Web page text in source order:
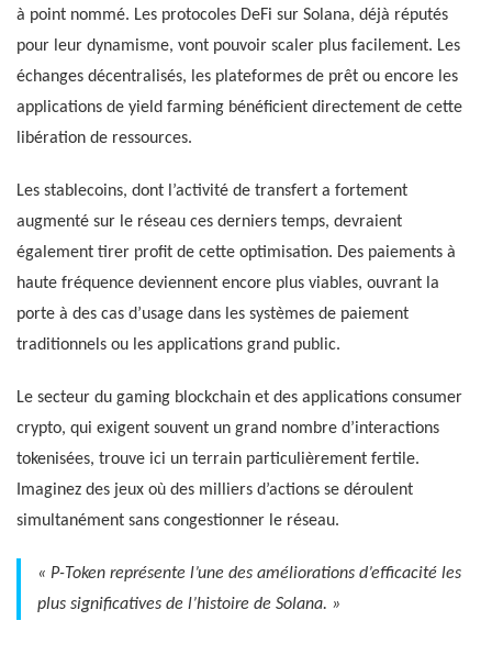
à point nommé. Les protocoles DeFi sur Solana, déjà réputés
pour leur dynamisme, vont pouvoir scaler plus facilement. Les
échanges décentralisés, les plateformes de prêt ou encore les
applications de yield farming bénéficient directement de cette
libération de ressources.
Les stablecoins, dont l’activité de transfert a fortement
augmenté sur le réseau ces derniers temps, devraient
également tirer profit de cette optimisation. Des paiements à
haute fréquence deviennent encore plus viables, ouvrant la
porte à des cas d’usage dans les systèmes de paiement
traditionnels ou les applications grand public.
Le secteur du gaming blockchain et des applications consumer
crypto, qui exigent souvent un grand nombre d’interactions
tokenisées, trouve ici un terrain particulièrement fertile.
Imaginez des jeux où des milliers d’actions se déroulent
simultanément sans congestionner le réseau.
« P-Token représente l’une des améliorations d’efficacité les
plus significatives de l’histoire de Solana. »